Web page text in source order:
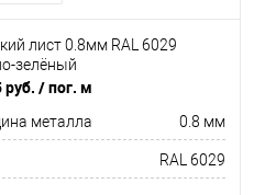
лист 0.8мм RAL 6029
зелёный
руб. / пог. м
металла 0.8 мм
RAL 6029